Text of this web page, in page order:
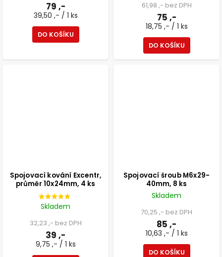
79 ,-
39,50 ,- / 1 ks
DO KOŠÍKU
61,98 ,- bez DPH
75 ,-
18,75 ,- / 1 ks
DO KOŠÍKU
Spojovací kování Excentr,
průměr 10x24mm, 4 ks
Skladem
32,23 ,- bez DPH
39 ,-
9,75 ,- / 1 ks
Spojovací šroub M6x29-
40mm, 8 ks
Skladem
70,25 ,- bez DPH
85 ,-
10,63 ,- / 1 ks
DO KOŠÍKU